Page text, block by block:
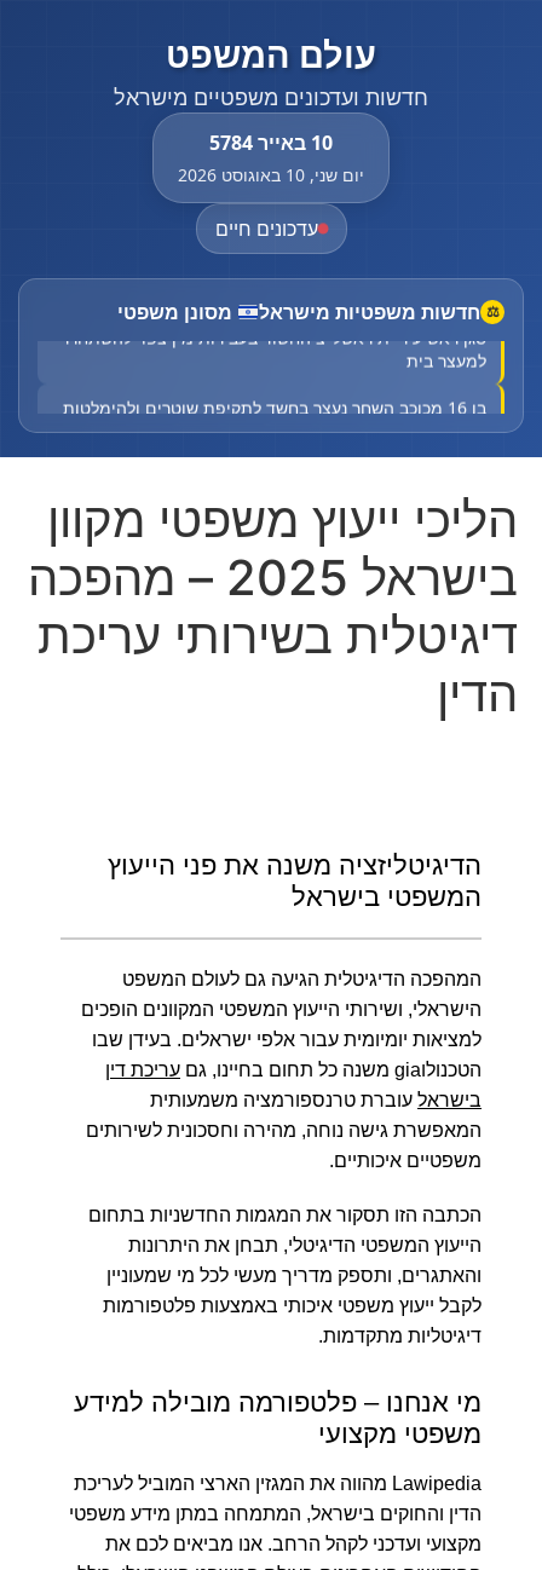
10 באייר 5784
יום שני, 10 באוגוסט 2026
עולם המשפט
חדשות ועדכונים משפטיים מישראל
עדכונים חיים
⚖ חדשות משפטיות מישראל מסונן משפטי
למעצר בית
בן 16 מכוכב השחר נעצר בחשד לתקיפת שוטרים ולהימלטות
התעופה רמון
סגן ראש עיריית ראשל"צ החשוד בעבירות מין צפוי להשתחרר
למעצר בית
בן 16 מכוכב השחר נעצר בחשד לתקיפת שוטרים ולהימלטות
ממעצר
צה"ל: בדיקת צופרים של פיקוד העורף תתקיים במרחב שדה
התעופה רמון
הליכי ייעוץ משפטי מקוון
בישראל 2025 – מהפכה
דיגיטלית בשירותי עריכת
הדין
הדיגיטליזציה משנה את פני הייעוץ
המשפטי בישראל
המהפכה הדיגיטלית הגיעה גם לעולם המשפט
הישראלי, ושירותי הייעוץ המשפטי המקוונים הופכים
למציאות יומיומית עבור אלפי ישראלים. בעידן שבו
הטכנולוgia משנה כל תחום בחיינו, גם
עריכת דין
בישראל עוברת טרנספורמציה משמעותית
המאפשרת גישה נוחה, מהירה וחסכונית לשירותים
משפטיים איכותיים.
הכתבה הזו תסקור את המגמות החדשניות בתחום
הייעוץ המשפטי הדיגיטלי, תבחן את היתרונות
והאתגרים, ותספק מדריך מעשי לכל מי שמעוניין
לקבל ייעוץ משפטי איכותי באמצעות פלטפורמות
דיגיטליות מתקדמות.
מי אנחנו – פלטפורמה מובילה למידע
משפטי מקצועי
Lawipedia מהווה את המגזין הארצי המוביל לעריכת
הדין והחוקים בישראל, המתמחה במתן מידע משפטי
מקצועי ועדכני לקהל הרחב. אנו מביאים לכם את